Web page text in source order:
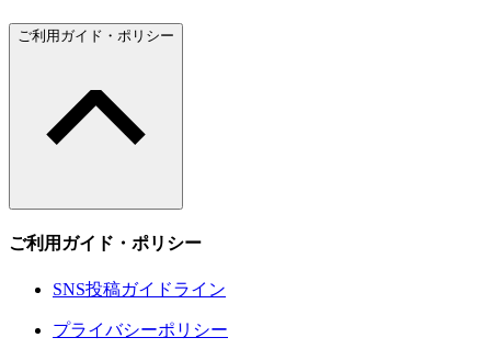
ご利用ガイド・ポリシー
ご利用ガイド・ポリシー
SNS投稿ガイドライン
プライバシーポリシー